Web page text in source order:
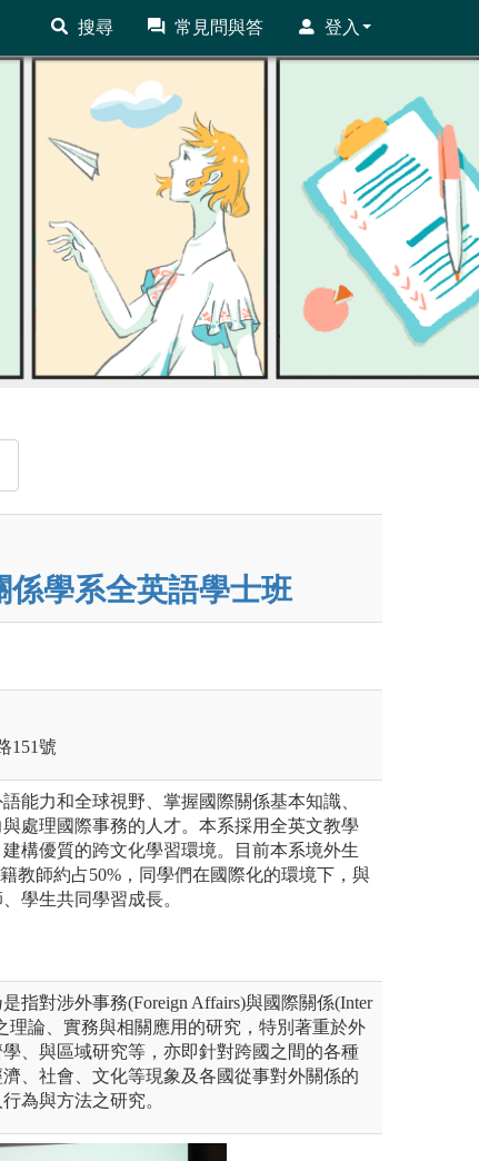
搜尋 常見問與答 登入
係學系全英語學士班
151號
能力和全球視野、掌握國際關係基本知識、
處理國際事務的人才。本系採用全英文教學
構優質的跨文化學習環境。目前本系境外生
教師約占50%，同學們在國際化的環境下，與
學生共同學習成長。
指對涉外事務(Foreign Affairs)與國際關係(Inter
理論、實務與相關應用的研究，特別著重於外
、與區域研究等，亦即針對跨國之間的各種
、社會、文化等現象及各國從事對外關係的
為與方法之研究。